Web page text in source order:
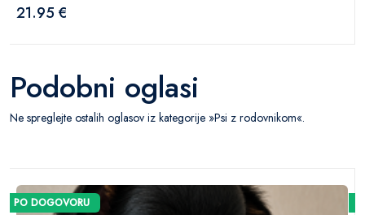
21.95 €
Podobni oglasi
Ne spreglejte ostalih oglasov iz kategorije »Psi z rodovnikom«.
PO DOGOVORU